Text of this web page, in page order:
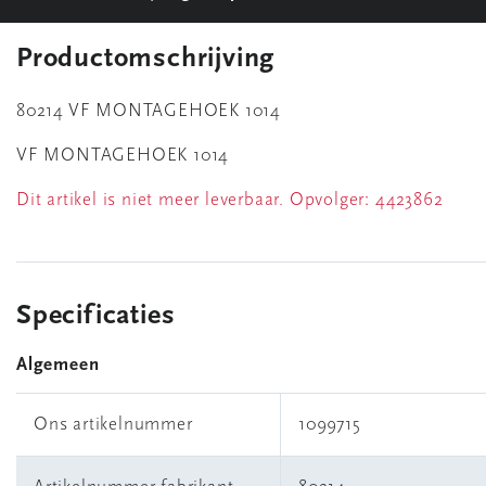
Productomschrijving
80214 VF MONTAGEHOEK 1014
VF MONTAGEHOEK 1014
Dit artikel is niet meer leverbaar. Opvolger: 4423862
Specificaties
Algemeen
Ons artikelnummer 1099715